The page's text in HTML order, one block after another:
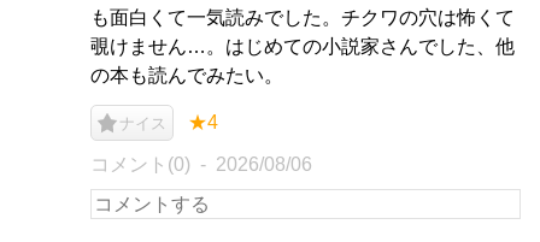
も面白くて一気読みでした。チクワの穴は怖くて
覗けません…。はじめての小説家さんでした、他
の本も読んでみたい。
ナイス ★4
コメント(0) 2026/08/06